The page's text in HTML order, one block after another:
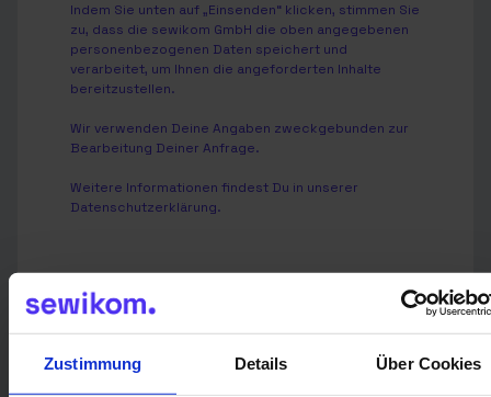
Zustimmung Details Über Cookies
Indem Sie unten auf „Einsenden“ klicken, stimmen Sie
zu, dass die sewikom GmbH die oben angegebenen
personenbezogenen Daten speichert und
verarbeitet, um Ihnen die angeforderten Inhalte
bereitzustellen.
Wir verwenden Deine Angaben zweckgebunden zur
Bearbeitung Deiner Anfrage.
Weitere Informationen findest Du in unserer
Datenschutzerklärung.
Senden